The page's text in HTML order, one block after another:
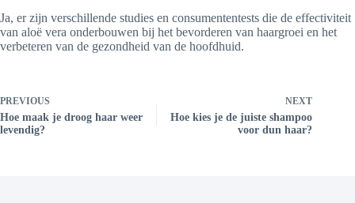
Ja, er zijn verschillende studies en consumententests die de effectiviteit
van aloë vera onderbouwen bij het bevorderen van haargroei en het
verbeteren van de gezondheid van de hoofdhuid.
PREVIOUS
Hoe maak je droog haar weer
levendig?
NEXT
Hoe kies je de juiste shampoo
voor dun haar?